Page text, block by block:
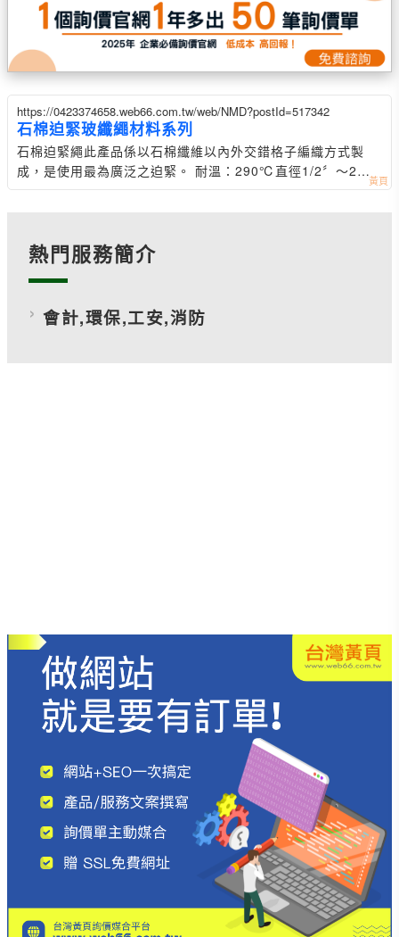
https://0423374658.web66.com.tw/web/NMD?postId=517342
石棉迫緊玻纖繩材料系列
石棉迫緊繩 此產品係以石棉纖維以內外交錯格子編織方式製
成，是使用最為廣泛之迫緊。 耐溫：290℃ 直徑1/2〞～2〞
長度10 M～200 M 玻璃迫緊繩-- 此產品乃採用
熱門服務簡介
會計,環保,工安,消防